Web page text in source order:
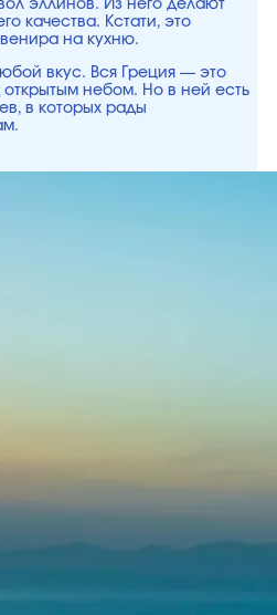
эллинов. Из него делают
качества. Кстати, это
на кухню.
вкус. Вся Греция — это
небом. Но в ней есть
в которых рады